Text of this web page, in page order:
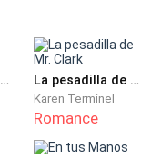
en un susurro
ser las
con ser la otra.
Luchando por Tú Amor La pesadilla de Mr. Clark
Karen Terminel
Romance